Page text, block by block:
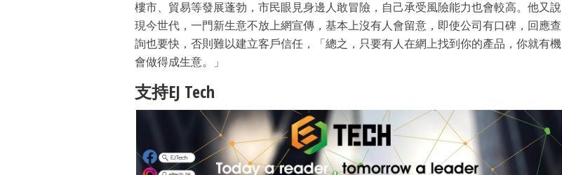
樓市、貿易等發展蓬勃，市民眼見身邊人敢冒險，自己承受風險能力也會較高。他又說
現今世代，一門新生意不放上網宣傳，基本上沒有人會留意，即使公司有口碑，回應查
詢也要快，否則難以建立客戶信任，「總之，只要有人在網上找到你的產品，你就有機
會做得成生意。」
支持EJ Tech